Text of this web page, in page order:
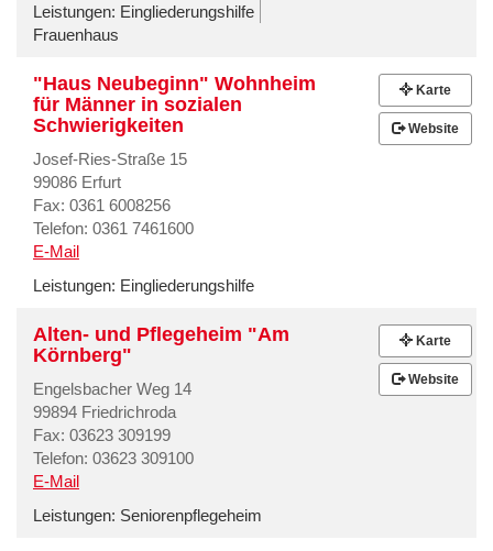
Leistungen: Eingliederungshilfe
Frauenhaus
"Haus Neubeginn" Wohnheim
für Männer in sozialen
Schwierigkeiten
Josef-Ries-Straße 15
99086 Erfurt
Fax: 0361 6008256
Telefon: 0361 7461600
E-Mail
Leistungen: Eingliederungshilfe
Karte
Website
Alten- und Pflegeheim "Am
Körnberg"
Engelsbacher Weg 14
99894 Friedrichroda
Fax: 03623 309199
Telefon: 03623 309100
E-Mail
Leistungen: Seniorenpflegeheim
Karte
Website